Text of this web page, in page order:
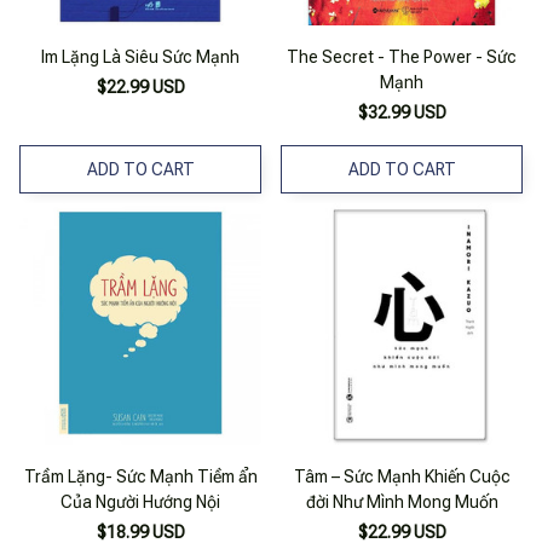
Im Lặng Là Siêu Sức Mạnh
$22.99 USD
ADD TO CART
The Secret - The Power - Sức
Mạnh
$32.99 USD
ADD TO CART
Trầm Lặng- Sức Mạnh Tiềm ẩn
Của Người Hướng Nội
$18.99 USD
Tâm – Sức Mạnh Khiến Cuộc
đời Như Mình Mong Muốn
$22.99 USD